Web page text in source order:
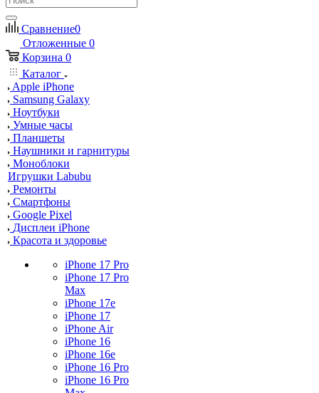
Сравнение0
Отложенные 0
Корзина 0
Каталог
Apple iPhone
Samsung Galaxy
Ноутбуки
Умные часы
Планшеты
Наушники и гарнитуры
Моноблоки
Игрушки Labubu
Ремонты
Смартфоны
Google Pixel
Дисплеи iPhone
Красота и здоровье
iPhone 17 Pro
iPhone 17 Pro
Max
iPhone 17e
iPhone 17
iPhone Air
iPhone 16
iPhone 16e
iPhone 16 Pro
iPhone 16 Pro